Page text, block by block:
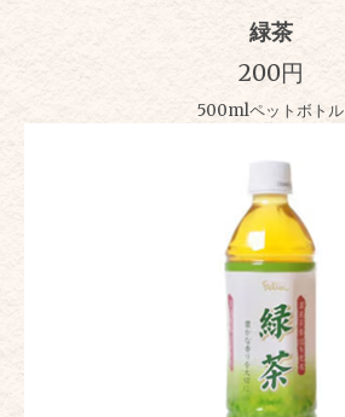
緑茶
200円
500mlペットボトル